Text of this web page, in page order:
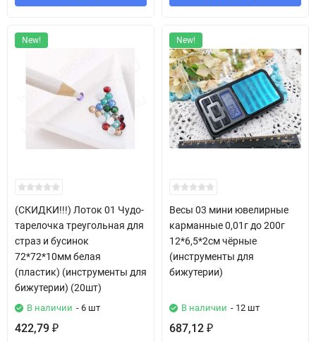
New!
(СКИДКИ!!!) Лоток 01 Чудо-
тарелочка треугольная для
страз и бусинок
72*72*10мм белая
(пластик) (инструменты для
бижутерии) (20шт)
В наличии - 6 шт
422,79 ₽
New!
Весы 03 мини ювелирные
карманные 0,01г до 200г
12*6,5*2см чёрные
(инструменты для
бижутерии)
В наличии - 12 шт
687,12 ₽